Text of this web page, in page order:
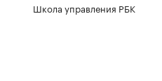
Школа управления РБК